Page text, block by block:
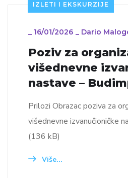
IZLETI I EKSKURZIJE
_ 16/01/2026 _ Dario
Poziv za
višednevne
nastave –
Prilozi Obrazac poziva za
višednevne izvanučioničke
(136 kB)
Više...